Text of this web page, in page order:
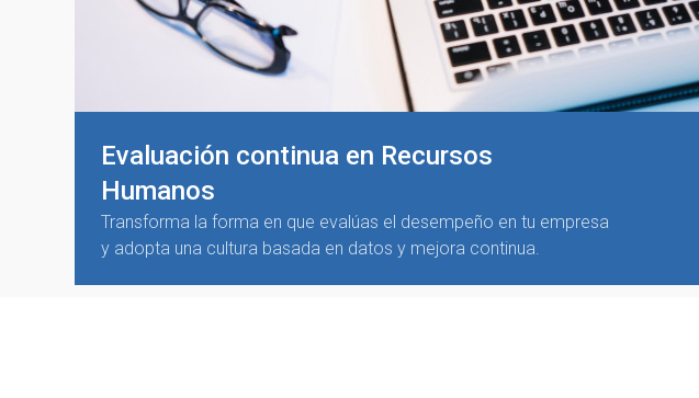
Evaluación continua en Recursos
Humanos
Transforma la forma en que evalúas el desempeño en tu empresa
y adopta una cultura basada en datos y mejora continua.